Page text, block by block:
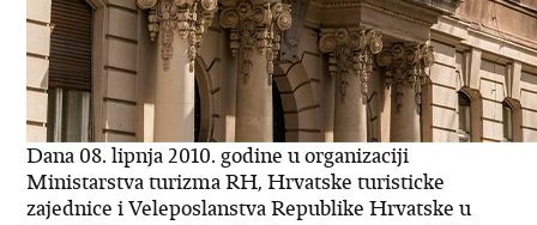
Dana 08. lipnja 2010. godine u organizaciji
Ministarstva turizma RH, Hrvatske turisticke
zajednice i Veleposlanstva Republike Hrvatske u